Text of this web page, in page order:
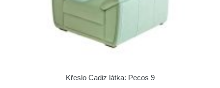
Křeslo Cadiz látka: Pecos 9